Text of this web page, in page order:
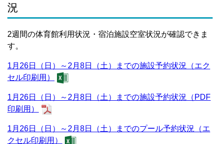
況
2週間の体育館利用状況・宿泊施設空室状況が確認できま
す。
1月26日（日）～2月8日（土）までの施設予約状況（エク
セル印刷用）
1月26日（日）～2月8日（土）までの施設予約状況（PDF
印刷用）
1月26日（日）～2月8日（土）までのプール予約状況（エ
クセル印刷用）